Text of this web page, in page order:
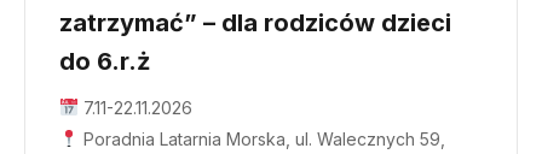
zatrzymać” – dla rodziców dzieci
do 6.r.ż
7.11-22.11.2026
Poradnia Latarnia Morska, ul. Walecznych 59,